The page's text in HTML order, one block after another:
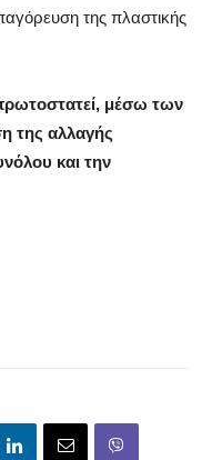
της πλαστικής
μέσω των
της αλλαγής
και την